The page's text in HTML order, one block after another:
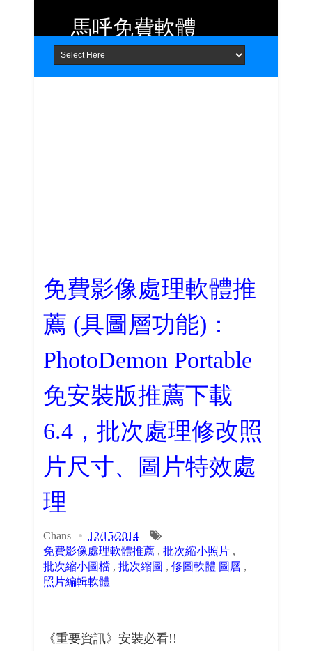
Home About Contact
馬呼免費軟體
提供 Android、iOS 好用的手機應用
程式及 Windows 免費軟體
免費影像處理軟體推
薦 (具圖層功能)：
PhotoDemon Portable
免安裝版推薦下載
6.4，批次處理修改照
片尺寸、圖片特效處
理
Chans
12/15/2014
免費影像處理軟體推薦, 批次縮小照片,
批次縮小圖檔, 批次縮圖 , 修圖軟體 圖層 ,
照片編輯軟體
《重要資訊》安裝必看!!